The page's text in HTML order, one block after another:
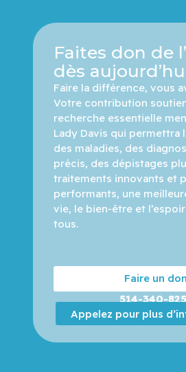
Faites don de
dès
Faire la différence, vous
Votre contribution
recherche essentielle
Lady Davis qui permettra
des maladies, des
précis, des dépistages
traitements innovants et
performants, une
vie, le bien-être et
tous.
Faire un don
514-340-
Appelez pour plus